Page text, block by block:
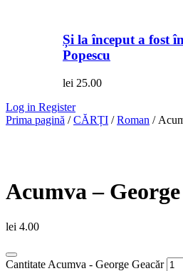
Și la început a fost
Popescu
lei 25.00
Log in Register
Prima pagină /CĂRȚI /Roman /
Acumva –
lei 4.00
Cantitate Acumva - George Geacăr